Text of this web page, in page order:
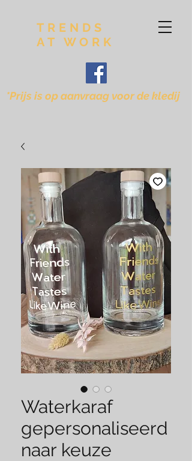
TRENDS
AT WORK
*Prijs is op aanvraag voor de kledij
Waterkaraf
gepersonaliseerd
naar keuze